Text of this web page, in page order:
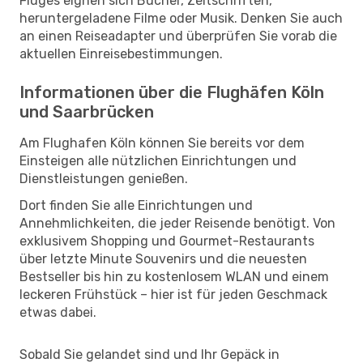
heruntergeladene Filme oder Musik. Denken Sie auch
an einen Reiseadapter und überprüfen Sie vorab die
aktuellen Einreisebestimmungen.
Informationen über die Flughäfen Köln
und Saarbrücken
Am Flughafen Köln können Sie bereits vor dem
Einsteigen alle nützlichen Einrichtungen und
Dienstleistungen genießen.
Dort finden Sie alle Einrichtungen und
Annehmlichkeiten, die jeder Reisende benötigt. Von
exklusivem Shopping und Gourmet-Restaurants
über letzte Minute Souvenirs und die neuesten
Bestseller bis hin zu kostenlosem WLAN und einem
leckeren Frühstück – hier ist für jeden Geschmack
etwas dabei.
Sobald Sie gelandet sind und Ihr Gepäck in